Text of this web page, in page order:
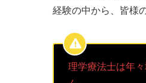
経験の中から、皆様
理学療法士は年